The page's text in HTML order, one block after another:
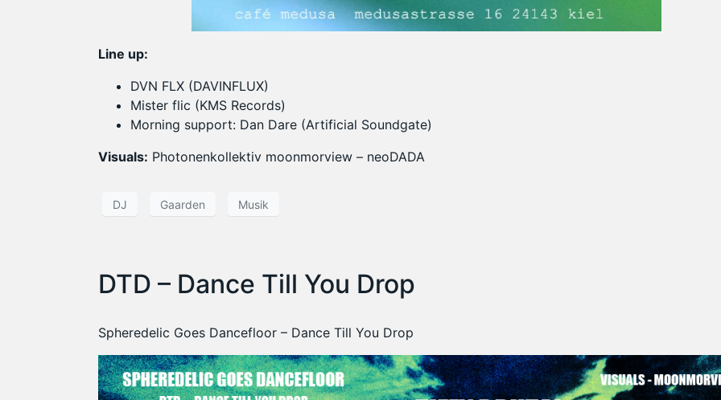
Line up:
DVN FLX (DAVINFLUX)
Mister flic (KMS Records)
Morning support: Dan Dare (Artificial Soundgate)
Visuals: Photonenkollektiv moonmorview – neoDADA
DJ Gaarden Musik
DTD – Dance Till You Drop
Spheredelic Goes Dancefloor – Dance Till You Drop